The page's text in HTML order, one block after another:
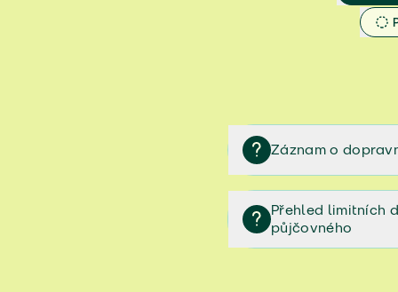
Záznam o
Záznam o dopravní
Přehled limitních
půjčovného